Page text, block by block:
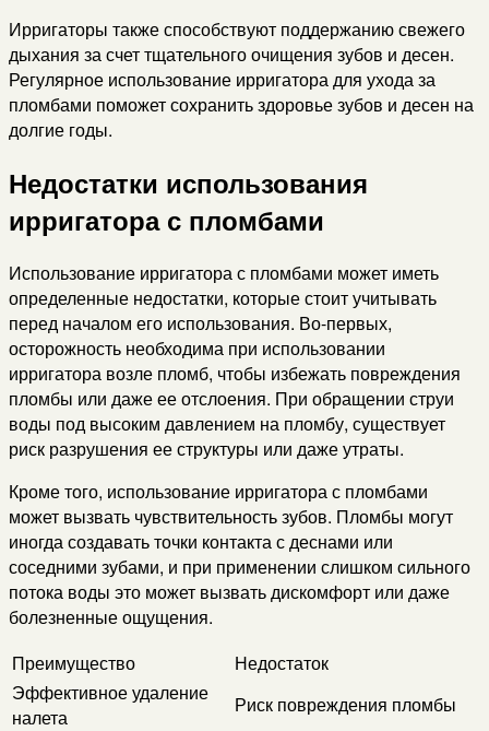
Ирригаторы также способствуют поддержанию свежего
дыхания за счет тщательного очищения зубов и десен.
Регулярное использование ирригатора для ухода за
пломбами поможет сохранить здоровье зубов и десен на
долгие годы.
Недостатки использования
ирригатора с пломбами
Использование ирригатора с пломбами может иметь
определенные недостатки, которые стоит учитывать
перед началом его использования. Во-первых,
осторожность необходима при использовании
ирригатора возле пломб, чтобы избежать повреждения
пломбы или даже ее отслоения. При обращении струи
воды под высоким давлением на пломбу, существует
риск разрушения ее структуры или даже утраты.
Кроме того, использование ирригатора с пломбами
может вызвать чувствительность зубов. Пломбы могут
иногда создавать точки контакта с деснами или
соседними зубами, и при применении слишком сильного
потока воды это может вызвать дискомфорт или даже
болезненные ощущения.
Преимущество
Недостаток
Эффективное удаление
налета
Риск повреждения пломбы